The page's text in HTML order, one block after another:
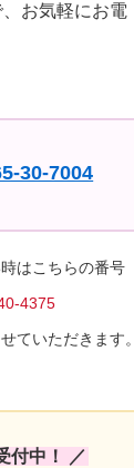
お気軽にお電
30-7004
はこちらの番号
4375
ていただきます。
付中！ ／